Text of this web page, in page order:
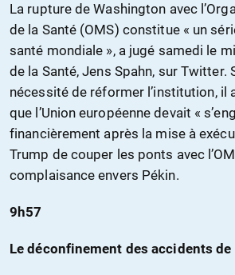
La rupture de Washington avec
de la Santé (OMS) constitue « un
santé mondiale », a jugé samedi le
de la Santé, Jens Spahn, sur Twitter.
nécessité de réformer l’institution, il
que l’Union européenne devait «
financièrement après la mise à
Trump de couper les ponts avec
complaisance envers Pékin.
9h57
Le déconfinement des accidents de